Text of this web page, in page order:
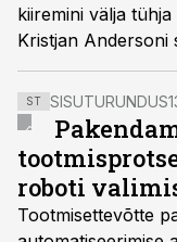
kiiremini välja
Kristjan Andersoni
palju varasem.
nõudluse
minevikuandmed,
muutuv
ST SISUTURUNDUS
roboti
Tootmisettevõtte